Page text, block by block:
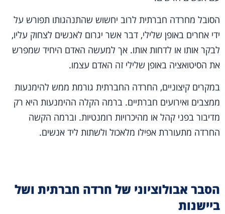
הסובל מחרדה חברתית לרוב יחשוש שהתנהגותו תפורש על
ידי אחרים באופן שלילי, דבר אשר יגרום לאנשים לצחוק עליו,
לבקר אותו או לדחות אותו. אך למעשה האדם היחיד שמפרש
את הסיטואציה באופן שלילי זה האדם עצמו.
במקרים קיצוניים, החרדה החברתית גורמת ממש להימנעות
ממצבים ואירועים חברתיים. ברמה הקלה ההימנעות היא רק
מדיבור בפני קהל או מהיכרויות רומנטיות. וברמה הקשה
החרדה מתעוררת אפילו מלאכול ולשתות ליד אנשים.
הסבר אבולוציוני של חרדה חברתית ושל
ביישנות